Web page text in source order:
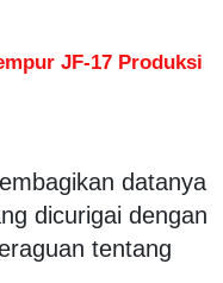
JF-17 Produksi
datanya
dicurigai dengan
tentang